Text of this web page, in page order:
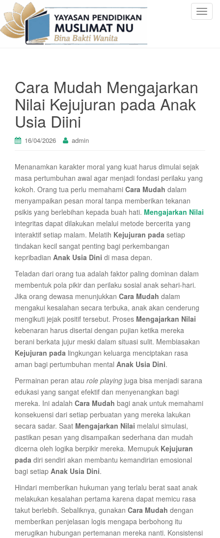
T
n
Cara Mudah Mengajarkan
Nilai Kejujuran pada Anak
Usia Diini
16/04/2026 admin
Menanamkan karakter moral yang kuat harus dimulai sejak
masa pertumbuhan awal agar menjadi fondasi perilaku yang
kokoh. Orang tua perlu memahami Cara Mudah dalam
menyampaikan pesan moral tanpa memberikan tekanan
psikis yang berlebihan kepada buah hati. Mengajarkan Nilai
integritas dapat dilakukan melalui metode bercerita yang
interaktif setiap malam. Melatih Kejujuran pada setiap
tindakan kecil sangat penting bagi perkembangan
kepribadian Anak Usia Dini di masa depan.
Teladan dari orang tua adalah faktor paling dominan dalam
membentuk pola pikir dan perilaku sosial anak sehari-hari.
Jika orang dewasa menunjukkan Cara Mudah dalam
mengakui kesalahan secara terbuka, anak akan cenderung
mengikuti jejak positif tersebut. Proses Mengajarkan Nilai
kebenaran harus disertai dengan pujian ketika mereka
berani berkata jujur meski dalam situasi sulit. Membiasakan
Kejujuran pada lingkungan keluarga menciptakan rasa
aman bagi pertumbuhan mental Anak Usia Dini.
Permainan peran atau role playing juga bisa menjadi sarana
edukasi yang sangat efektif dan menyenangkan bagi
mereka. Ini adalah Cara Mudah bagi anak untuk memahami
konsekuensi dari setiap perbuatan yang mereka lakukan
secara sadar. Saat Mengajarkan Nilai melalui simulasi,
pastikan pesan yang disampaikan sederhana dan mudah
dicerna oleh logika berpikir mereka. Memupuk Kejujuran
pada diri sendiri akan membantu kemandirian emosional
bagi setiap Anak Usia Dini.
Hindari memberikan hukuman yang terlalu berat saat anak
melakukan kesalahan pertama karena dapat memicu rasa
takut berlebih. Sebaliknya, gunakan Cara Mudah dengan
memberikan penjelasan logis mengapa berbohong itu
merugikan hubungan pertemanan mereka nanti. Konsistensi